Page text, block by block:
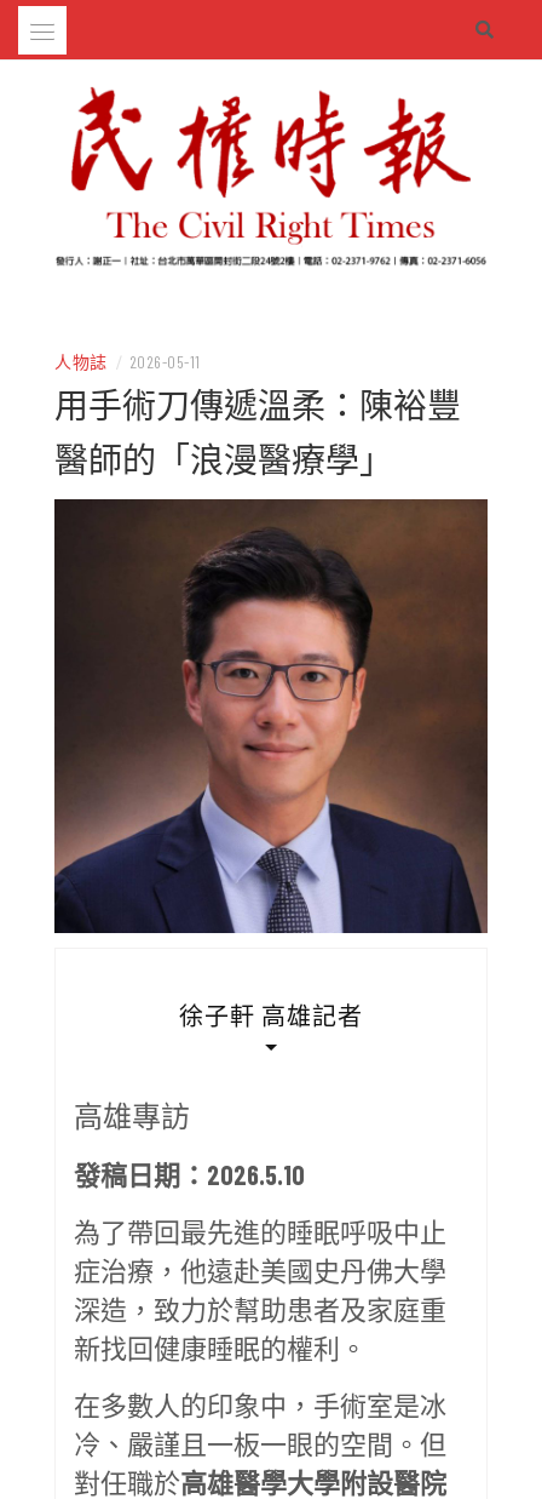
Skip
人物誌 / 2026-05-11
用手術刀傳遞溫柔：陳裕豐
醫師的「浪漫醫療學」
徐子軒 高雄記者
高雄專訪
發稿日期：2026.5.10
為了帶回最先進的睡眠呼吸中止
症治療，他遠赴美國史丹佛大學
深造，致力於幫助患者及家庭重
新找回健康睡眠的權利。
在多數人的印象中，手術室是冰
冷、嚴謹且一板一眼的空間。但
對任職於高雄醫學大學附設醫院